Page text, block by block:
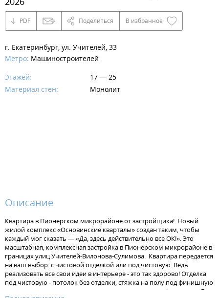
PDF Поделиться В избранное
г. Екатеринбург, ул. Учителей, 33
Метро: Машиностроителей
Этажей:
17 — 25
Материал стен:
Монолит
Описание
Квартира в Пионерском микрорайоне от застройщика! Новый
жилой комплекс «Основинские кварталы» создан таким, чтобы
каждый мог сказать — «Да, здесь действительно все ОК!». Это
масштабная, комплексная застройка в Пионерском микрорайоне в
границах улиц Учителей-Вилонова-Сулимова. Квартира передается
на ваш выбор: с чистовой отделкой или под чистовую. Ведь
реализовать все свои идеи в интерьере - это так здорово! Отделка
под чистовую - потолок без отделки, стяжка на полу под финишную
отделку, штукатурка на стенах, установлена электрофурнитура. В